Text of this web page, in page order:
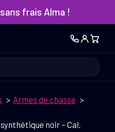
frais Alma !
Armes de chasse
noir – Cal.